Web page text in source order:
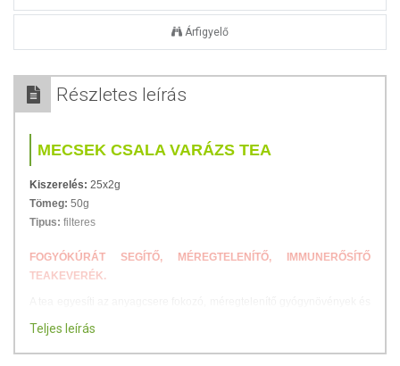
Árfigyelő
Részletes leírás
MECSEK CSALA VARÁZS TEA
Kiszerelés: 25x2g
Tömeg: 50g
Tipus: filteres
FOGYÓKÚRÁT SEGÍTŐ, MÉREGTELENÍTŐ, IMMUNERŐSÍTŐ
TEAKEVERÉK.
vitaminokban, ásványi anyagokban gazdag immunerősítő
gyógynövények hatását.
Teljes leírás